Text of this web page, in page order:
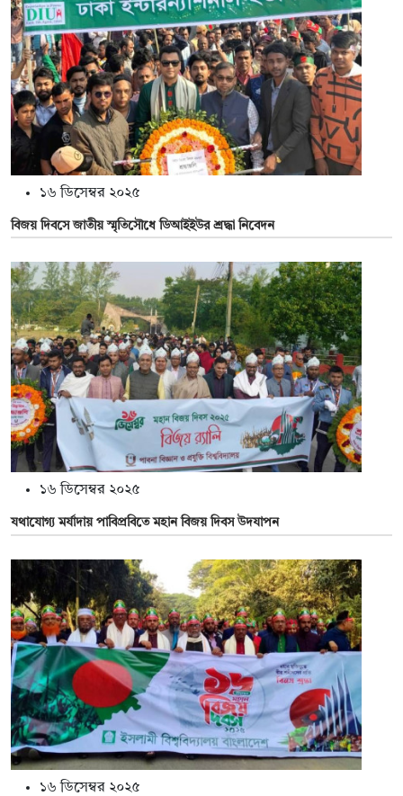
১৬ ডিসেম্বর ২০২৫
বিজয় দিবসে জাতীয় স্মৃতিসৌধে ডিআইইউর শ্রদ্ধা নিবেদন
১৬ ডিসেম্বর ২০২৫
যথাযোগ্য মর্যাদায় পাবিপ্রবিতে মহান বিজয় দিবস উদযাপন
১৬ ডিসেম্বর ২০২৫